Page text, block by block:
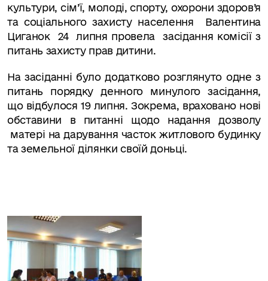
культури, сім’ї, молоді, спорту, охорони здоров’я
та соціального захисту населення Валентина
Циганок 24 липня провела засідання комісії з
питань захисту прав дитини.
На засіданні було додатково розглянуто одне з
питань порядку денного минулого засідання,
що відбулося 19 липня. Зокрема, враховано нові
обставини в питанні щодо надання дозволу
матері на дарування часток житлового будинку
та земельної ділянки своїй доньці.